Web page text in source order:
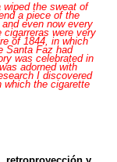
wiped the sweat of
a piece of the
even now every
cigarreras were very
of 1844, in which
Santa Faz had
was celebrated in
adorned with
I discovered
which the cigarette